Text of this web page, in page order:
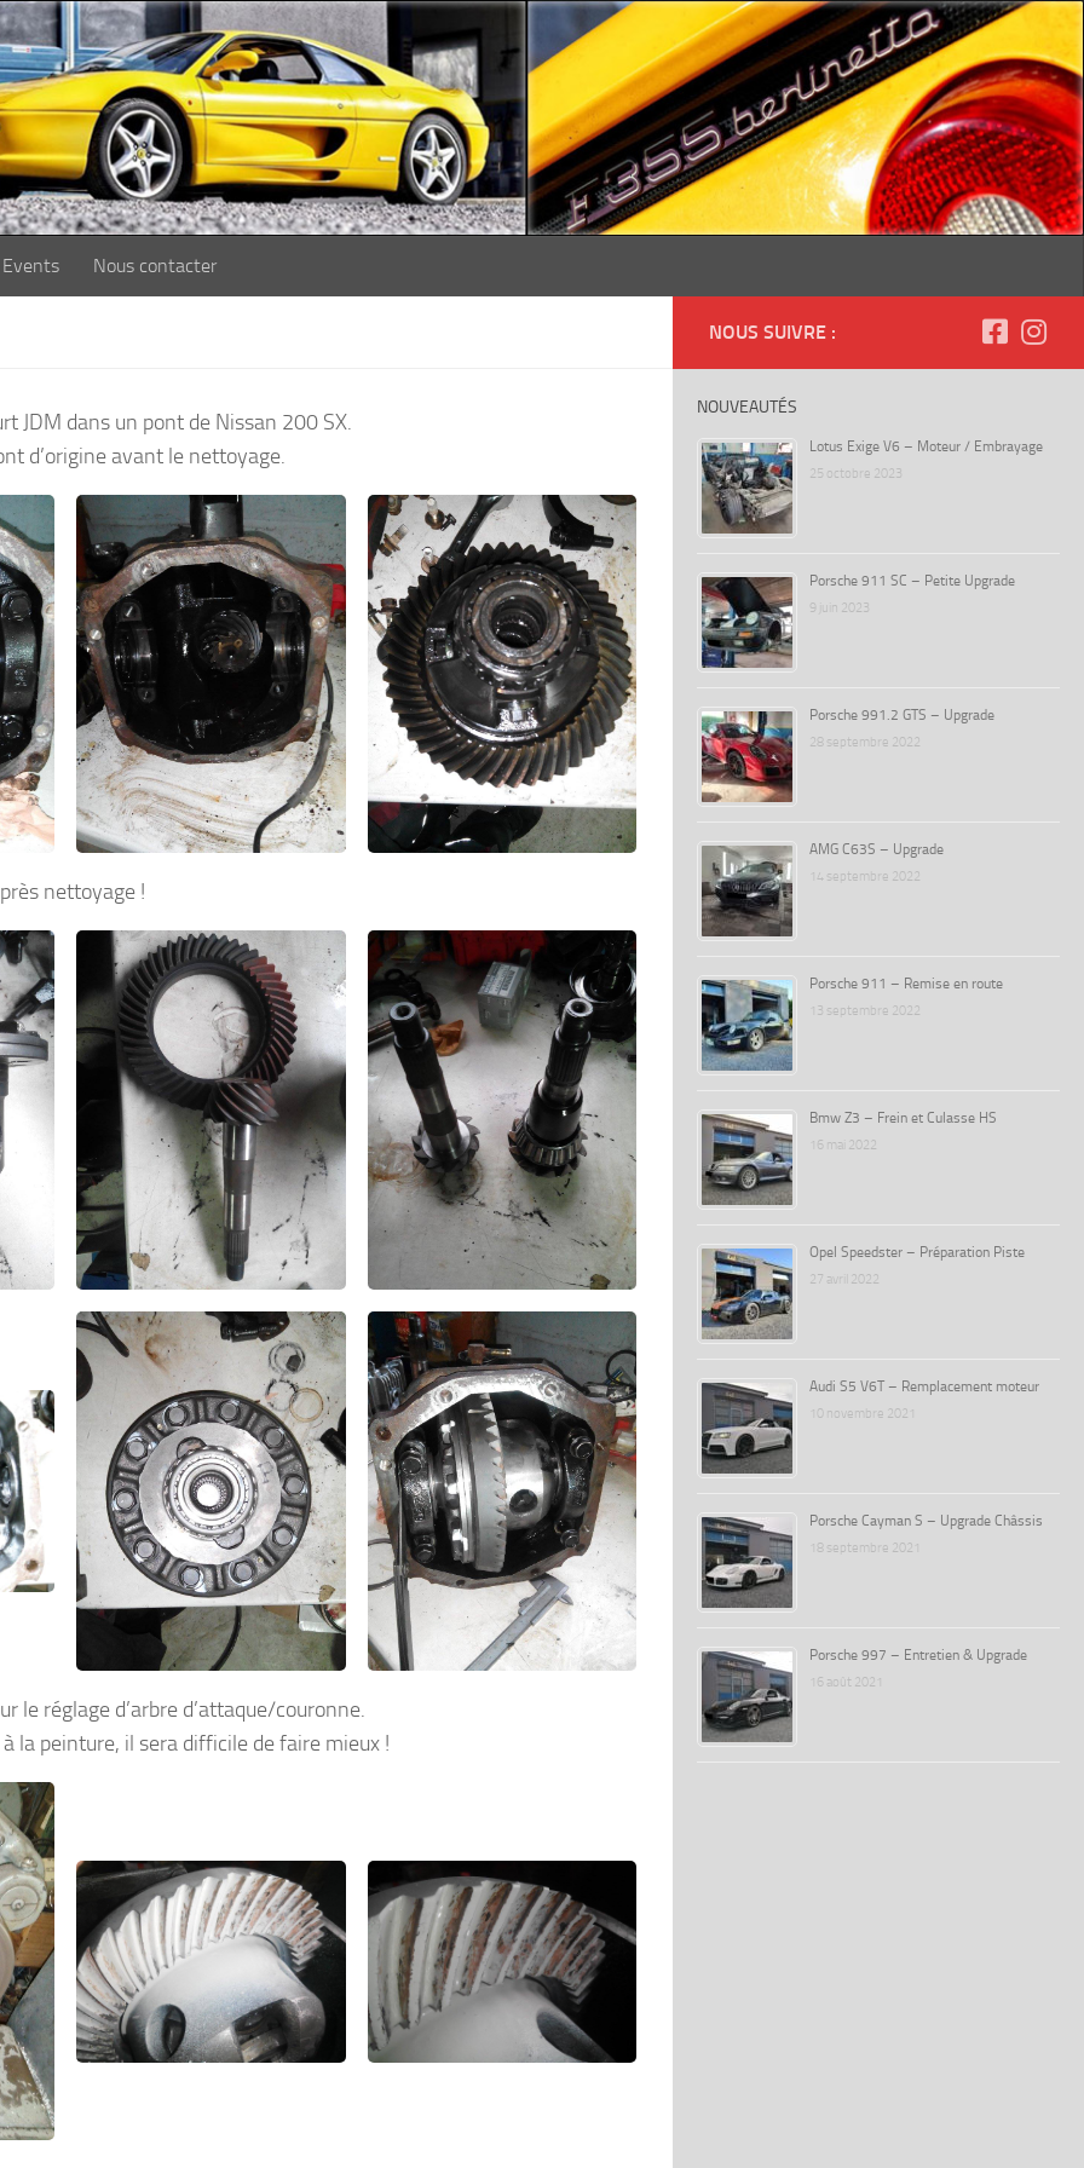
Events Nous contacter
JDM dans un pont de Nissan 200 SX.
d’origine avant le nettoyage.
nettoyage !
le réglage d’arbre d’attaque/couronne.
la peinture, il sera difficile de faire mieux !
NOUS SUIVRE :
NOUVEAUTÉS
Lotus Exige V6 – Moteur / Embrayage
25 octobre 2023
Porsche 911 SC – Petite Upgrade
9 juin 2023
Porsche 991.2 GTS – Upgrade
28 septembre 2022
AMG C63S – Upgrade
14 septembre 2022
Porsche 911 – Remise en route
13 septembre 2022
Bmw Z3 – Frein et Culasse HS
16 mai 2022
Opel Speedster – Préparation Piste
27 avril 2022
Audi S5 V6T – Remplacement moteur
10 novembre 2021
Porsche Cayman S – Upgrade Châssis
18 septembre 2021
Porsche 997 – Entretien & Upgrade
16 août 2021